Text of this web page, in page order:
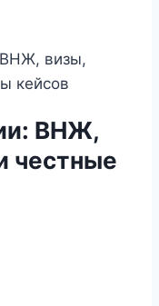
визы,
кейсов
ВНЖ,
честные